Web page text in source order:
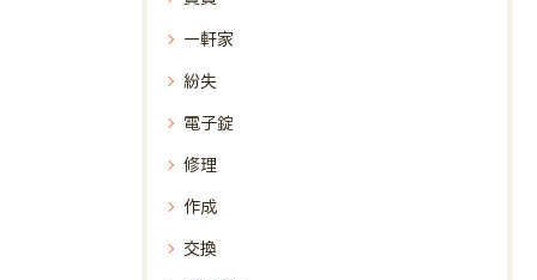
一軒家
紛失
電子錠
修理
作成
交換